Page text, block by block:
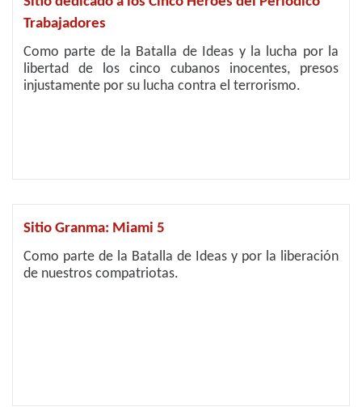
Trabajadores
Como parte de la Batalla de Ideas y la lucha por la
libertad de los cinco cubanos inocentes, presos
injustamente por su lucha contra el terrorismo.
Sitio Granma: Miami 5
Como parte de la Batalla de Ideas y por la liberación
de nuestros compatriotas.